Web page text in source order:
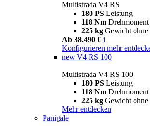
Multistrada V4 RS
180 PS Leistung
118 Nm Drehmoment
225 kg Gewicht
Ab 38.490 € i
Konfigurieren mehr
new V4 RS 100
Multistrada V4 RS 100
180 PS Leistung
118 Nm Drehmoment
225 kg Gewicht
Mehr entdecken
Panigale